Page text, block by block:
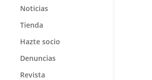
Noticias
Tienda
Hazte socio
Denuncias
Revista